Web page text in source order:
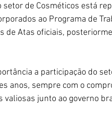
de Cosméticos está
ao Programa de
de Atas oficiais,
a participação do
anos, sempre com o
junto ao governo